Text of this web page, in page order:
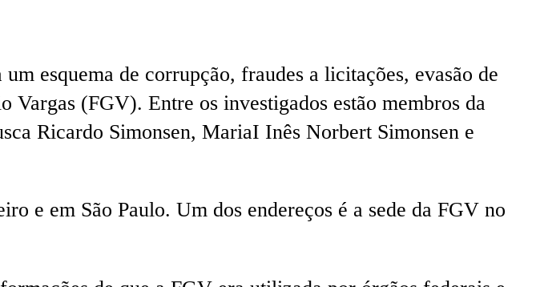
esquema de corrupção, fraudes a licitações, evasão de
(FGV). Entre os investigados estão membros da
Ricardo Simonsen, MariaI Inês Norbert Simonsen e
e em São Paulo. Um dos endereços é a sede da FGV no